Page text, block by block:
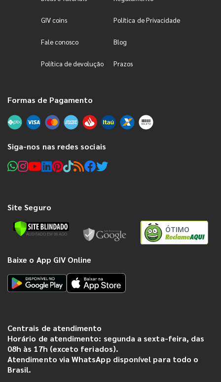
GIV coins Política de Privacidade
Fale conosco Blog
Política de devolução Prazos
Formas de Pagamento
Siga-nos nas redes sociais
Site Seguro
ÓTIMO
Baixe o App GIV Online
Centrais de atendimento
Horário de atendimento: segunda a sexta-feira, das
08h às 17h (exceto feriados).
Atendimento via WhatsApp disponível para todo o
Brasil.